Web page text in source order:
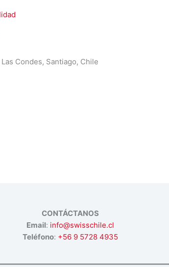
Condes, Santiago, Chile
CONTÁCTANOS
Email: info@swisschile.cl
Teléfono: +56 9 5728 4935